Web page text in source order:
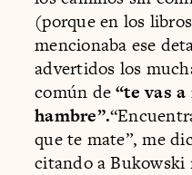
(porque en los
mencionaba ese
advertidos los
común de“te vas
hambre”.
que te mate”, me
citando a Bukowski